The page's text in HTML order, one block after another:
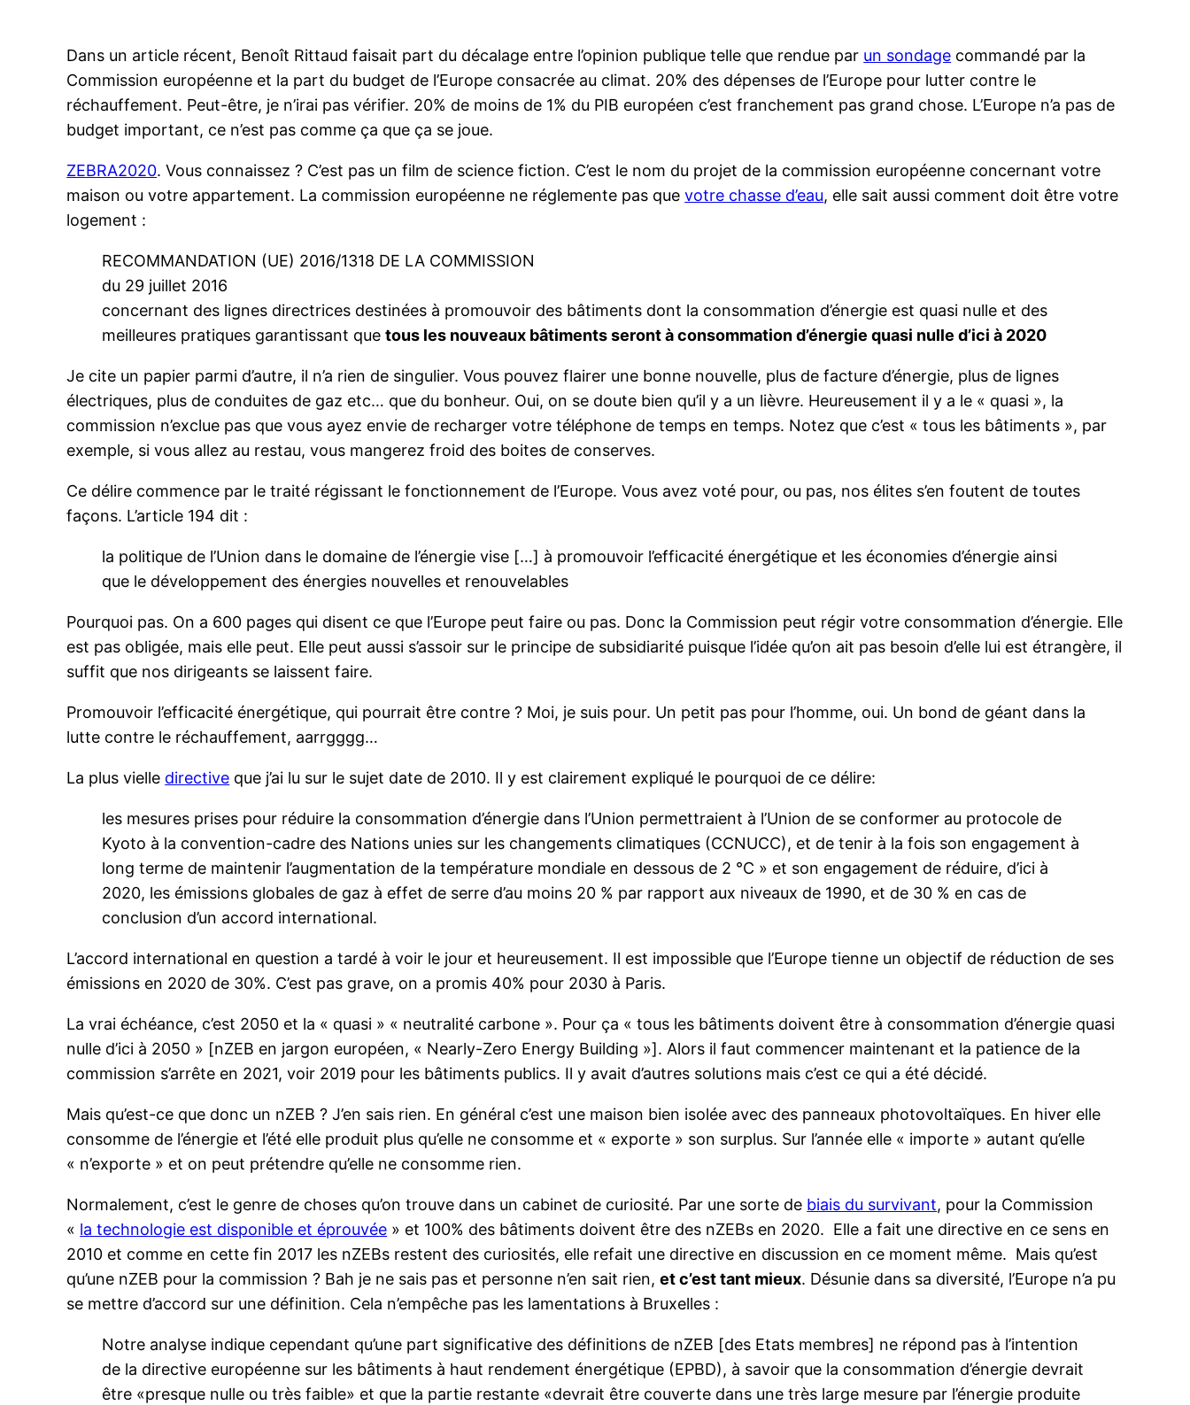
Dans un article récent, Benoît Rittaud faisait part du décalage entre l’opinion publique telle que rendue par un sondage commandé par la
Commission européenne et la part du budget de l’Europe consacrée au climat. 20% des dépenses de l’Europe pour lutter contre le
réchauffement. Peut-être, je n’irai pas vérifier. 20% de moins de 1% du PIB européen c’est franchement pas grand chose. L’Europe n’a pas de
budget important, ce n’est pas comme ça que ça se joue.
ZEBRA2020. Vous connaissez ? C’est pas un film de science fiction. C’est le nom du projet de la commission européenne concernant votre
maison ou votre appartement. La commission européenne ne réglemente pas quevotre chasse d’eau, elle sait aussi comment doit être votre
logement :
RECOMMANDATION (UE) 2016/1318 DE LA COMMISSION
du 29 juillet 2016
concernant des lignes directrices destinées à promouvoir des bâtiments dont la consommation d’énergie est quasi nulle et des
meilleures pratiques garantissant quetous les nouveaux bâtiments seront à consommation d’énergie quasi nulle d’ici à 2020
Je cite un papier parmi d’autre, il n’a rien de singulier. Vous pouvez flairer une bonne nouvelle, plus de facture d’énergie, plus de lignes
électriques, plus de conduites de gaz etc… que du bonheur. Oui, on se doute bien qu’il y a un lièvre. Heureusement il y a le « quasi », la
commission n’exclue pas que vous ayez envie de recharger votre téléphone de temps en temps. Notez que c’est « tous les bâtiments », par
exemple, si vous allez au restau, vous mangerez froid des boites de conserves.
Ce délire commence par le traité régissant le fonctionnement de l’Europe. Vous avez voté pour, ou pas, nos élites s’en foutent de toutes
façons. L’article 194 dit :
la politique de l’Union dans le domaine de l’énergie vise […] à promouvoir l’efficacité énergétique et les économies d’énergie ainsi
que le développement des énergies nouvelles et renouvelables
Pourquoi pas. On a 600 pages qui disent ce que l’Europe peut faire ou pas. Donc la Commission peut régir votre consommation d’énergie. Elle
est pas obligée, mais elle peut. Elle peut aussi s’assoir sur le principe de subsidiarité puisque l’idée qu’on ait pas besoin d’elle lui est étrangère, il
suffit que nos dirigeants se laissent faire.
Promouvoir l’efficacité énergétique, qui pourrait être contre ? Moi, je suis pour. Un petit pas pour l’homme, oui. Un bond de géant dans la
lutte contre le réchauffement, aarrgggg…
La plus vielle directive que j’ai lu sur le sujet date de 2010. Il y est clairement expliqué le pourquoi de ce délire:
les mesures prises pour réduire la consommation d’énergie dans l’Union permettraient à l’Union de se conformer au protocole de
Kyoto à la convention-cadre des Nations unies sur les changements climatiques (CCNUCC), et de tenir à la fois son engagement à
long terme de maintenir l’augmentation de la température mondiale en dessous de 2 °C » et son engagement de réduire, d’ici à
2020, les émissions globales de gaz à effet de serre d’au moins 20 % par rapport aux niveaux de 1990, et de 30 % en cas de
conclusion d’un accord international.
L’accord international en question a tardé à voir le jour et heureusement. Il est impossible que l’Europe tienne un objectif de réduction de ses
émissions en 2020 de 30%. C’est pas grave, on a promis 40% pour 2030 à Paris.
La vrai échéance, c’est 2050 et la « quasi » « neutralité carbone ». Pour ça « tous les bâtiments doivent être à consommation d’énergie quasi
nulle d’ici à 2050 » [nZEB en jargon européen, « Nearly-Zero Energy Building »]. Alors il faut commencer maintenant et la patience de la
commission s’arrête en 2021, voir 2019 pour les bâtiments publics. Il y avait d’autres solutions mais c’est ce qui a été décidé.
Mais qu’est-ce que donc un nZEB ? J’en sais rien. En général c’est une maison bien isolée avec des panneaux photovoltaïques. En hiver elle
consomme de l’énergie et l’été elle produit plus qu’elle ne consomme et « exporte » son surplus. Sur l’année elle « importe » autant qu’elle
« n’exporte » et on peut prétendre qu’elle ne consomme rien.
Normalement, c’est le genre de choses qu’on trouve dans un cabinet de curiosité. Par une sorte de biais du survivant, pour la Commission
« la technologie est disponible et éprouvée » et 100% des bâtiments doivent être des nZEBs en 2020. Elle a fait une directive en ce sens en
2010 et comme en cette fin 2017 les nZEBs restent des curiosités, elle refait une directive en discussion en ce moment même. Mais qu’est
qu’une nZEB pour la commission ? Bah je ne sais pas et personne n’en sait rien,et c’est tant mieux. Désunie dans sa diversité, l’Europe n’a pu
se mettre d’accord sur une définition. Cela n’empêche pas les lamentations à Bruxelles :
Notre analyse indique cependant qu’une part significative des définitions de nZEB [des Etats membres] ne répond pas à l’intention
de la directive européenne sur les bâtiments à haut rendement énergétique (EPBD), à savoir que la consommation d’énergie devrait
être «presque nulle ou très faible» et que la partie restante «devrait être couverte dans une très large mesure par l’énergie produite